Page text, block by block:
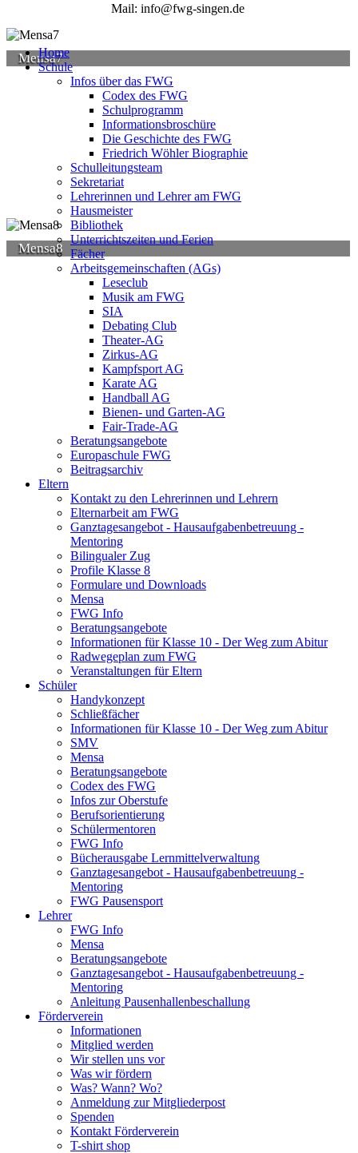
Mensa7
Mensa8
Mail: info@fwg-singen.de
Home
Schule
Infos über das FWG
Codex des FWG
Schulprogramm
Informationsbroschüre
Die Geschichte des FWG
Friedrich Wöhler Biographie
Schulleitungsteam
Sekretariat
Lehrerinnen und Lehrer am FWG
Hausmeister
Bibliothek
Unterrichtszeiten und Ferien
Fächer
Arbeitsgemeinschaften (AGs)
Leseclub
Musik am FWG
SIA
Debating Club
Theater-AG
Zirkus-AG
Kampfsport AG
Karate AG
Handball AG
Bienen- und Garten-AG
Fair-Trade-AG
Beratungsangebote
Europaschule FWG
Beitragsarchiv
Eltern
Kontakt zu den Lehrerinnen und Lehrern
Elternarbeit am FWG
Ganztagesangebot - Hausaufgabenbetreuung -
Mentoring
Bilingualer Zug
Profile Klasse 8
Formulare und Downloads
Mensa
FWG Info
Beratungsangebote
Informationen für Klasse 10 - Der Weg zum Abitur
Radwegeplan zum FWG
Veranstaltungen für Eltern
Schüler
Handykonzept
Schließfächer
Informationen für Klasse 10 - Der Weg zum Abitur
SMV
Mensa
Beratungsangebote
Codex des FWG
Infos zur Oberstufe
Berufsorientierung
Schülermentoren
FWG Info
Bücherausgabe Lernmittelverwaltung
Ganztagesangebot - Hausaufgabenbetreuung -
Mentoring
FWG Pausensport
Lehrer
FWG Info
Mensa
Beratungsangebote
Ganztagesangebot - Hausaufgabenbetreuung -
Mentoring
Anleitung Pausenhallenbeschallung
Förderverein
Informationen
Mitglied werden
Wir stellen uns vor
Was wir fördern
Was? Wann? Wo?
Anmeldung zur Mitgliederpost
Spenden
Kontakt Förderverein
T-shirt shop